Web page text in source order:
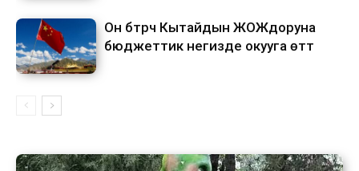
Он бүтүрүүчү Кытайдын ЖОЖдоруна
бюджеттик негизде окууга өттү